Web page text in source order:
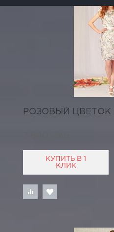
РОЗОВЫЙ ЦВЕТОК
КУПИТЬ В 1
КЛИК